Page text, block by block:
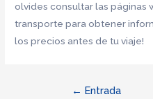
olvides consultar las páginas
transporte para obtener
los precios antes de tu viaje!
Navegación
← Entrada